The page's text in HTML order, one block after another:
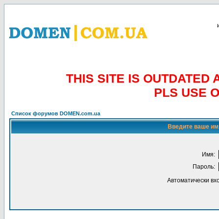
THIS SITE IS OUTDATED
PLS USE
Список форумов DOMEN.com.ua
Введите ваше
Имя:
Пароль:
Автоматически